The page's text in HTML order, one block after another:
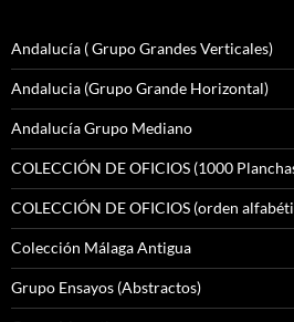
Andalucía ( Grupo Grandes Verticales)
Andalucia (Grupo Grande Horizontal)
Andalucía Grupo Mediano
COLECCIÓN DE OFICIOS (1000
COLECCIÓN DE OFICIOS (orden
Colección Málaga Antigua
Grupo Ensayos (Abstractos)